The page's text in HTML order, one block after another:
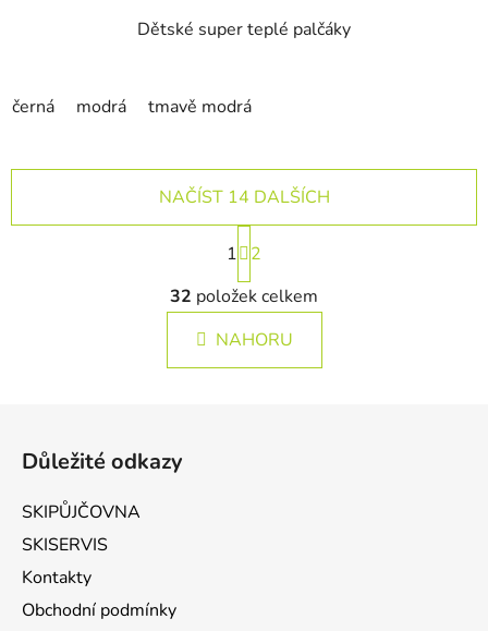
Dětské super teplé palčáky
černá modrá tmavě modrá
Ovládací prvky výpisu
NAČÍST 14 DALŠÍCH
Stránkování
1
2
32 položek celkem
NAHORU
Důležité odkazy
SKIPŮJČOVNA
SKISERVIS
Kontakty
Obchodní podmínky